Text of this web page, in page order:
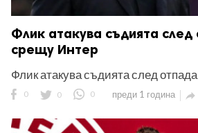
Флик атакува съдията
срещу Интер
Флик атакува съдията след
0 0 0 преди 1 година 